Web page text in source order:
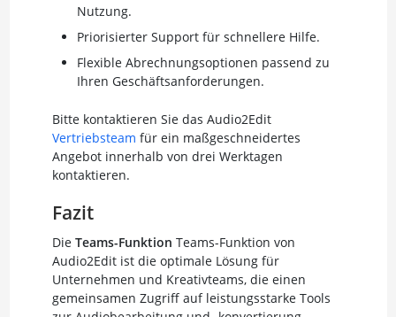
Nutzung.
Priorisierter Support für schnellere Hilfe.
Flexible Abrechnungsoptionen passend zu
Ihren Geschäftsanforderungen.
Bitte kontaktieren Sie das Audio2Edit
Vertriebsteam für ein maßgeschneidertes
Angebot innerhalb von drei Werktagen
kontaktieren.
Fazit
Die Teams-Funktion Teams-Funktion von
Audio2Edit ist die optimale Lösung für
Unternehmen und Kreativteams, die einen
gemeinsamen Zugriff auf leistungsstarke Tools